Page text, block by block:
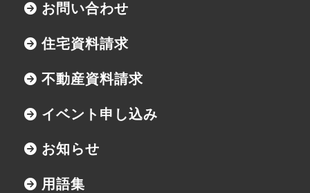
お問い合わせ
住宅資料請求
不動産資料請求
イベント申し込み
お知らせ
用語集